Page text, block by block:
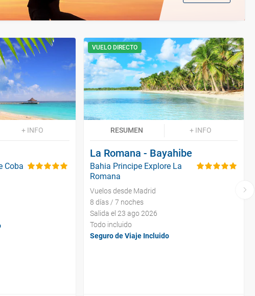
+ INFO
Coba
VUELO DIRECTO
RESUMEN + INFO
La Romana - Bayahibe
Bahia Principe Explore La
Romana
Vuelos desde Madrid
8 días / 7 noches
Salida el 23 ago 2026
Todo incluido
Seguro de Viaje Incluido